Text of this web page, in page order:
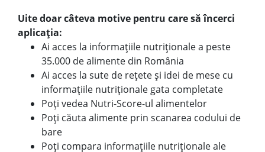
Uite doar câteva motive pentru care să încerci
aplicația:
Ai acces la informațiile nutriționale a peste
35.000 de alimente din România
Ai acces la sute de rețete și idei de mese cu
informațiile nutriționale gata completate
Poți vedea Nutri-Score-ul alimentelor
Poți căuta alimente prin scanarea codului de
bare
Poți compara informațiile nutriționale ale